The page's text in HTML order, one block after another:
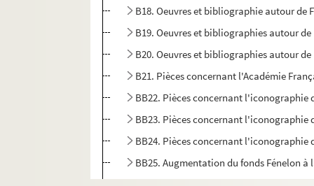
B18. Oeuvres et bibliographie autour de
B19. Oeuvres et bibliographies autour
B20. Oeuvres et bibliographies autour
B21. Pièces concernant l'Académie
BB22. Pièces concernant l'iconographie
BB23. Pièces concernant l'iconographie
BB24. Pièces concernant l'iconographie
BB25. Augmentation du fonds Fénelon